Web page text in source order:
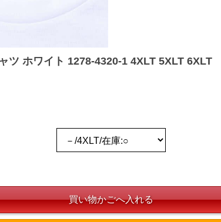
ツ ホワイト 1278-4320-1 4XLT 5XLT 6XLT